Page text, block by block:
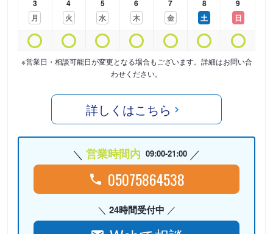
3
月
4
火
5
水
6
木
7
金
8
土
9
日
※営業日・相談可能日が変更となる場合もございます。詳細はお問い合
わせください。
詳しくはこちら
営業時間内 09:00-21:00
05075864538
24時間受付中